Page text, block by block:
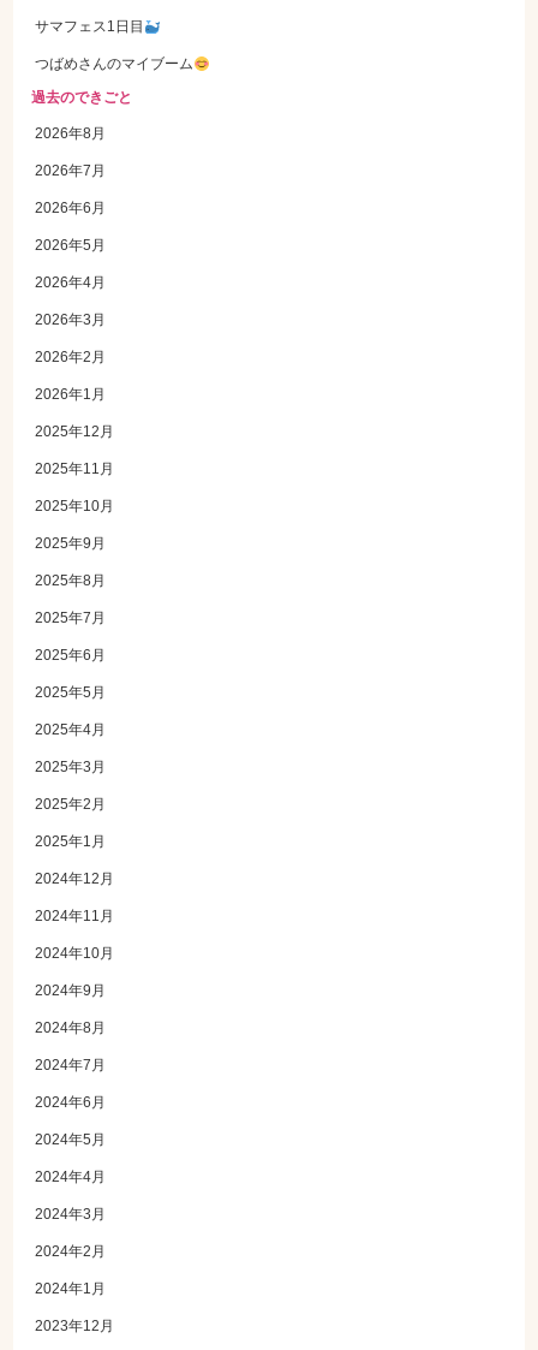
サマフェス1日目
つばめさんのマイブーム
過去のできごと
2026年8月
2026年7月
2026年6月
2026年5月
2026年4月
2026年3月
2026年2月
2026年1月
2025年12月
2025年11月
2025年10月
2025年9月
2025年8月
2025年7月
2025年6月
2025年5月
2025年4月
2025年3月
2025年2月
2025年1月
2024年12月
2024年11月
2024年10月
2024年9月
2024年8月
2024年7月
2024年6月
2024年5月
2024年4月
2024年3月
2024年2月
2024年1月
2023年12月